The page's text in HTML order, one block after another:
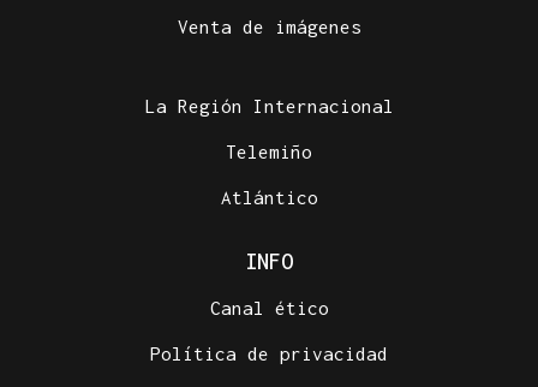
Venta de imágenes
La Región Internacional
Telemiño
Atlántico
INFO
Canal ético
Política de privacidad